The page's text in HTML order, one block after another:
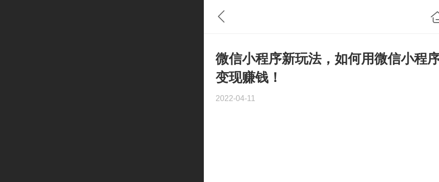
微信小程序新玩法，如何用微信小程
变现赚钱！
2022-04-11